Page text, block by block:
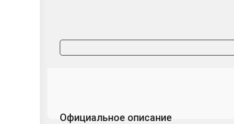
Официальное описание